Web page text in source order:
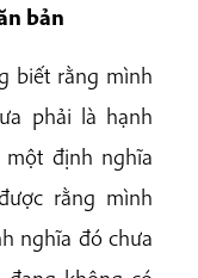
bản
biết rằng mình
phải là hạnh
định nghĩa
rằng mình
nghĩa đó chưa